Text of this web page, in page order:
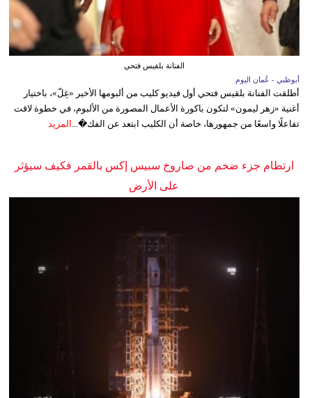
الفنانة بلقيس فتحي
أبوظبي - عُمان اليوم
أطلقت الفنانة بلقيس فتحي أول فيديو كليب من ألبومها الأخير «غِلّ»، باختيار
أغنية «زهر ليمون» لتكون باكورة الأعمال المصورة من الألبوم، في خطوة لاقت
تفاعلًا واسعًا من جمهورها، خاصة أن الكليب ابتعد عن الفك�... المزيد
ارتطام جزء ضخم من صاروخ سبيس إكس بالقمر فكيف سيؤثر
على الأرض